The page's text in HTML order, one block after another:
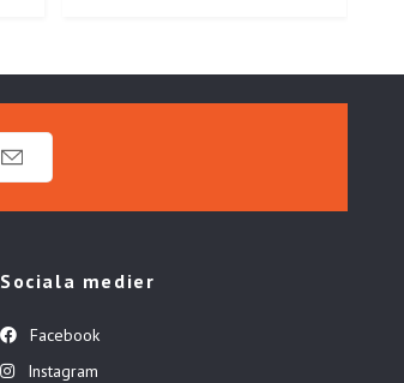
Sociala medier
Facebook
Instagram